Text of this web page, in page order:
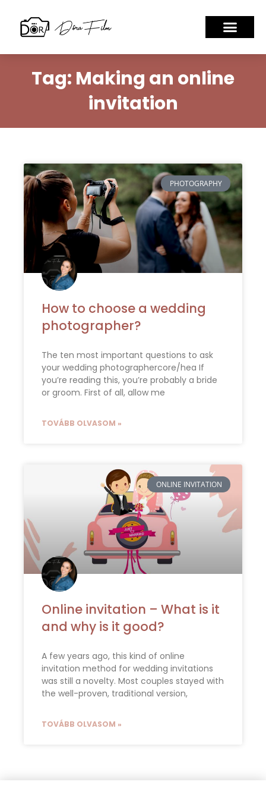
Tag: Making an online
invitation
PHOTOGRAPHY
How to choose a wedding
photographer?
The ten most important questions to ask
your wedding photographercore/hea If
you’re reading this, you’re probably a bride
or groom. First of all, allow me
TOVÁBB OLVASOM »
ONLINE INVITATION
Online invitation – What is it
and why is it good?
A few years ago, this kind of online
invitation method for wedding invitations
was still a novelty. Most couples stayed with
the well-proven, traditional version,
TOVÁBB OLVASOM »